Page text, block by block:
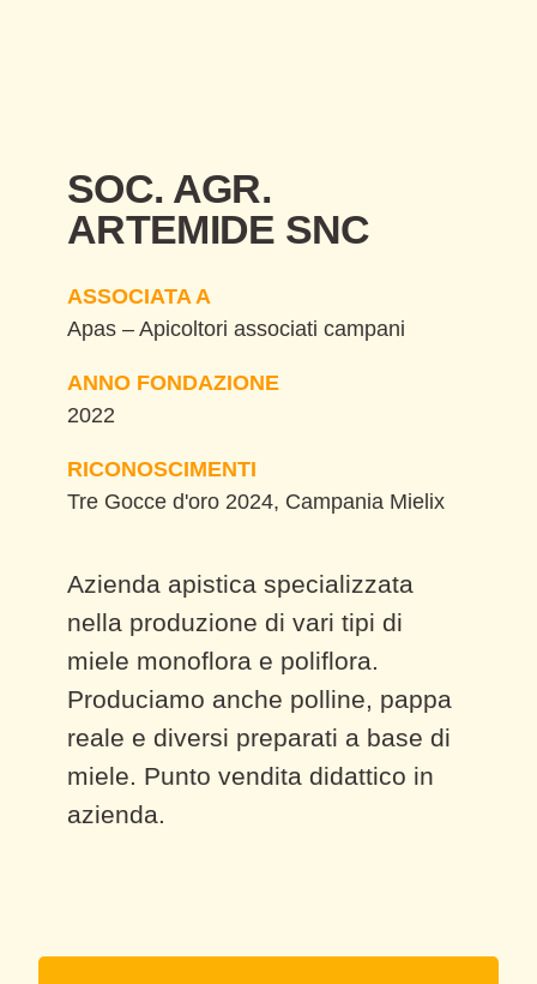
SOC. AGR.
ARTEMIDE SNC
ASSOCIATA A
Apas – Apicoltori associati campani
ANNO FONDAZIONE
2022
RICONOSCIMENTI
Tre Gocce d'oro 2024, Campania Mielix
Azienda apistica specializzata
nella produzione di vari tipi di
miele monoflora e poliflora.
Produciamo anche polline, pappa
reale e diversi preparati a base di
miele. Punto vendita didattico in
azienda.